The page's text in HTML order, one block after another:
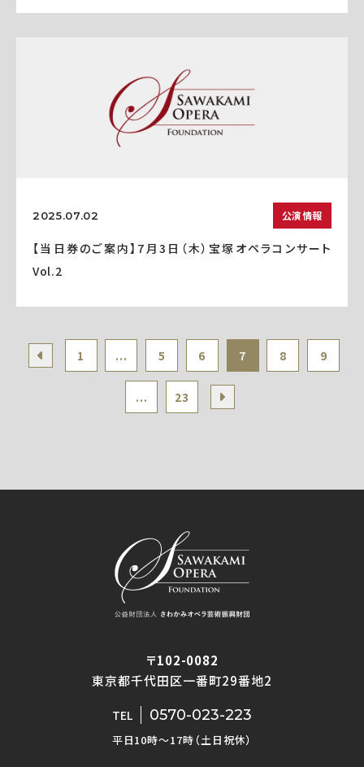
2025.07.02 公演情報
【当日券のご案内】7月3日（木）宝塚オペラコンサート
Vol.2
1 ... 5 6 7 8 9
... 23
〒102-0082
東京都千代田区一番町29番地2
TEL 0570-023-223
平日10時〜17時（土日祝休）